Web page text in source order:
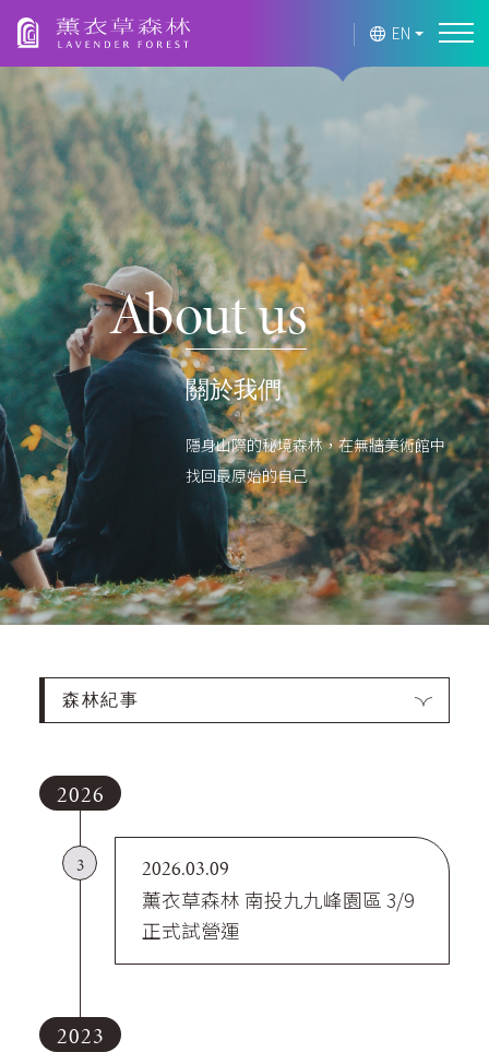
EN
About us
關於我們
隱身山際的秘境森林，在無牆美術館中
找回最原始的自己
森林紀事
2026
3
2026.03.09
薰衣草森林 南投九九峰園區 3/9
正式試營運
2023